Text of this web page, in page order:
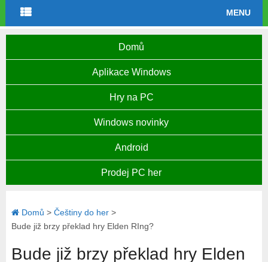
MENU
Domů
Aplikace Windows
Hry na PC
Windows novinky
Android
Prodej PC her
Domů > Češtiny do her>
Bude již brzy překlad hry Elden RIng?
Bude již brzy překlad hry Elden